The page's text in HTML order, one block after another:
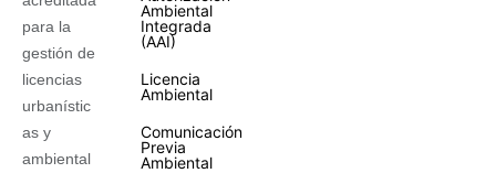
para la
gestión de
licencias
urbanístic
as y
ambiental
Ambiental
Integrada
(AAI)
Licencia
Ambiental
Comunicación
Previa
Ambiental